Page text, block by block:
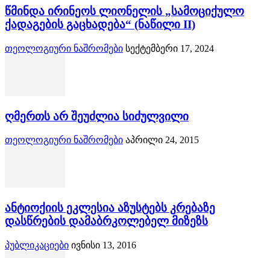
წმინდა ირინეოს ლიონელის „სამოციქულო
ქადაგების გაცხადება“ (ნაწილი II)
თეოლოგიური ნაშრომები სექტემბერი 17, 2024
ღმერთს არ შეუძლია სიძულვილი
თეოლოგიური ნაშრომები აპრილი 24, 2015
ანტიოქიის ეკლესია აზუსტებს კრებაზე
დასწრების დამაბრკოლებელ მიზეზს
პუბლიკაციები ივნისი 13, 2016